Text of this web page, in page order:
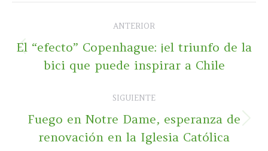
entre
publicaciones
ANTERIOR
Publicación
anterior:
El “efecto” Copenhague: ¡el triunfo de la
bici que puede inspirar a Chile
SIGUIENTE
Publicación
siguiente:
Fuego en Notre Dame, esperanza de
renovación en la Iglesia Católica